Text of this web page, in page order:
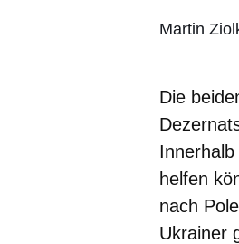
Martin
Die
helfen
nach
Ukrainer